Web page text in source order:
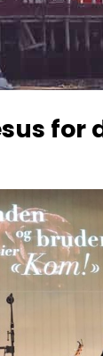
for